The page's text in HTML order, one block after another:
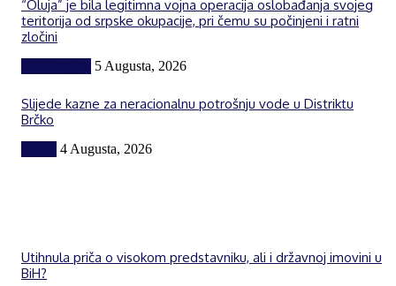
“Oluja” je bila legitimna vojna operacija oslobađanja svojeg
teritorija od srpske okupacije, pri čemu su počinjeni i ratni
zločini
5 Augusta, 2026
Slijede kazne za neracionalnu potrošnju vode u Distriktu
Brčko
4 Augusta, 2026
Utihnula priča o visokom predstavniku, ali i državnoj imovini u
BiH?